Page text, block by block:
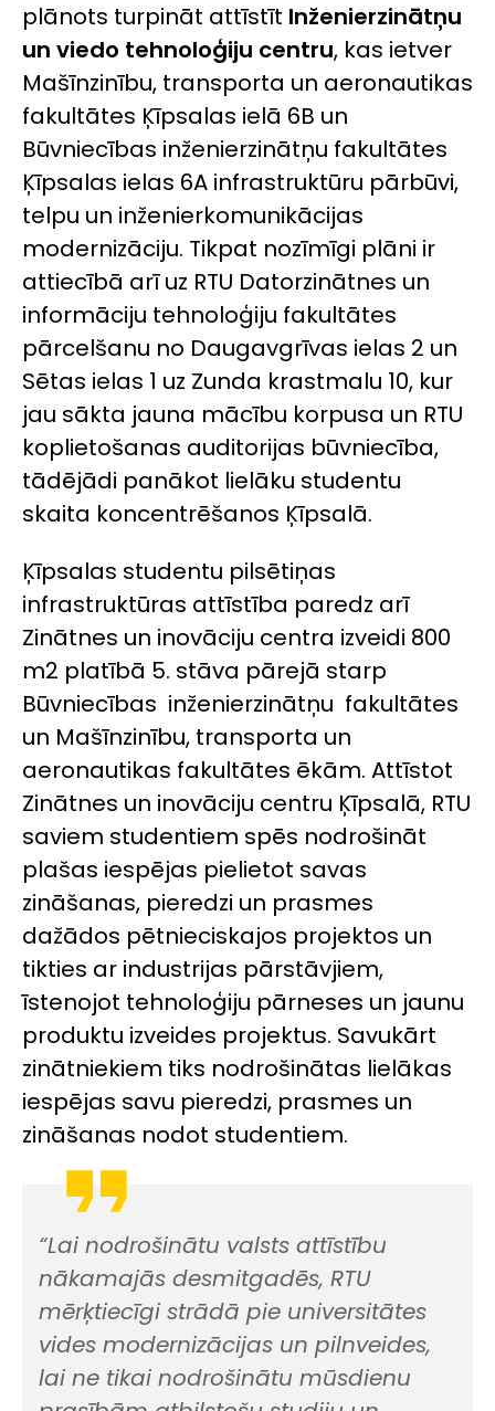
plānots turpināt attīstīt Inženierzinātņu
un viedo tehnoloģiju centru, kas ietver
Mašīnzinību, transporta un aeronautikas
fakultātes Ķīpsalas ielā 6B un
Būvniecības inženierzinātņu fakultātes
Ķīpsalas ielas 6A infrastruktūru pārbūvi,
telpu un inženierkomunikācijas
modernizāciju. Tikpat nozīmīgi plāni ir
attiecībā arī uz RTU Datorzinātnes un
informāciju tehnoloģiju fakultātes
pārcelšanu no Daugavgrīvas ielas 2 un
Sētas ielas 1 uz Zunda krastmalu 10, kur
jau sākta jauna mācību korpusa un RTU
koplietošanas auditorijas būvniecība,
tādējādi panākot lielāku studentu
skaita koncentrēšanos Ķīpsalā.
Ķīpsalas studentu pilsētiņas
infrastruktūras attīstība paredz arī
Zinātnes un inovāciju centra izveidi 800
m2 platībā 5. stāva pārejā starp
Būvniecības inženierzinātņu fakultātes
un Mašīnzinību, transporta un
aeronautikas fakultātes ēkām. Attīstot
Zinātnes un inovāciju centru Ķīpsalā, RTU
saviem studentiem spēs nodrošināt
plašas iespējas pielietot savas
zināšanas, pieredzi un prasmes
dažādos pētnieciskajos projektos un
tikties ar industrijas pārstāvjiem,
īstenojot tehnoloģiju pārneses un jaunu
produktu izveides projektus. Savukārt
zinātniekiem tiks nodrošinātas lielākas
iespējas savu pieredzi, prasmes un
zināšanas nodot studentiem.
“Lai nodrošinātu valsts attīstību
nākamajās desmitgadēs, RTU
mērķtiecīgi strādā pie universitātes
vides modernizācijas un pilnveides,
lai ne tikai nodrošinātu mūsdienu